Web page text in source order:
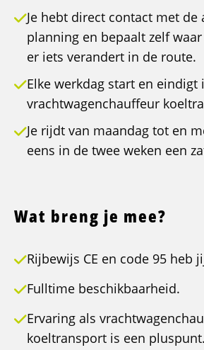
Je hebt direct contact met de
planning en bepaalt zelf
er iets verandert in de route.
Elke werkdag start en eindigt
vrachtwagenchauffeur
Je rijdt van maandag tot en
eens in de twee weken een
Wat breng je mee?
Rijbewijs CE en code 95 heb
Fulltime beschikbaarheid.
Ervaring als
koeltransport is een pluspunt.